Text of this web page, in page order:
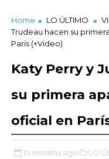
Home LO ÚLTIMO
Trudeau hacen su
París (+Video)
Katy Perry y
su primera
oficial en
10 months ago LO